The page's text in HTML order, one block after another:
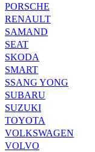
PORSCHE
RENAULT
SAMAND
SEAT
SKODA
SMART
SSANG YONG
SUBARU
SUZUKI
TOYOTA
VOLKSWAGEN
VOLVO